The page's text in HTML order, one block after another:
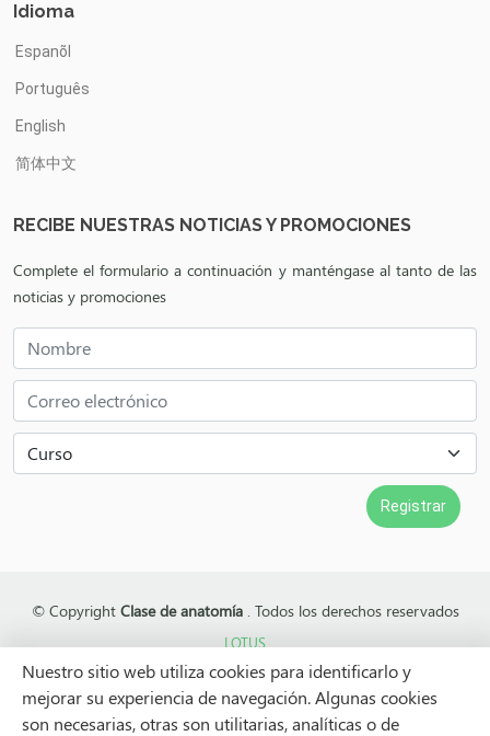
Idioma
Espanõl
Português
English
简体中文
RECIBE NUESTRAS NOTICIAS Y PROMOCIONES
Complete el formulario a continuación y manténgase al tanto de las
noticias y promociones
© Copyright Clase de anatomía . Todos los derechos reservados
LOTUS
Nuestro sitio web utiliza cookies para identificarlo y
mejorar su experiencia de navegación. Algunas cookies
son necesarias, otras son utilitarias, analíticas o de